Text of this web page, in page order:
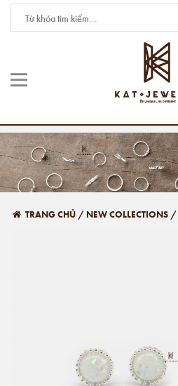
TRANG CHỦ / NEW COLLECTIONS /